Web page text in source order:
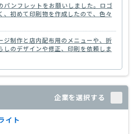
パンフレットをお願いしました。ロゴ
、初めて印刷物を作成したので、色々
ジ制作と店内配布用のメニューや、折
しのデザインや修正、印刷を依頼しま
企業を選択する
イト